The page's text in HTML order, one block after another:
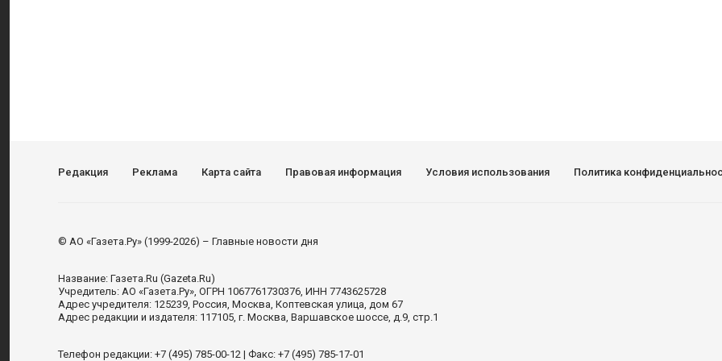
Редакция Реклама Карта сайта Правовая информация Условия использования Политика
© АО «Газета.Ру» (1999-2026) – Главные новости дня
Название: Газета.Ru (Gazeta.Ru)
Учредитель: АО «Газета.Ру», ОГРН 1067761730376, ИНН 7743625728
Адрес учредителя: 125239, Россия, Москва, Коптевская улица, дом 67
Адрес редакции и издателя: 117105, г. Москва, Варшавское шоссе, д.9, стр.1
Телефон редакции: +7 (495) 785-00-12 | Факс: +7 (495) 785-17-01